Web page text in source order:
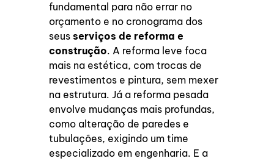
fundamental para não errar no
orçamento e no cronograma dos
seusserviços de reforma e
construção. A reforma leve foca
mais na estética, com trocas de
revestimentos e pintura, sem mexer
na estrutura. Já a reforma pesada
envolve mudanças mais profundas,
como alteração de paredes e
tubulações, exigindo um time
especializado em engenharia. E a